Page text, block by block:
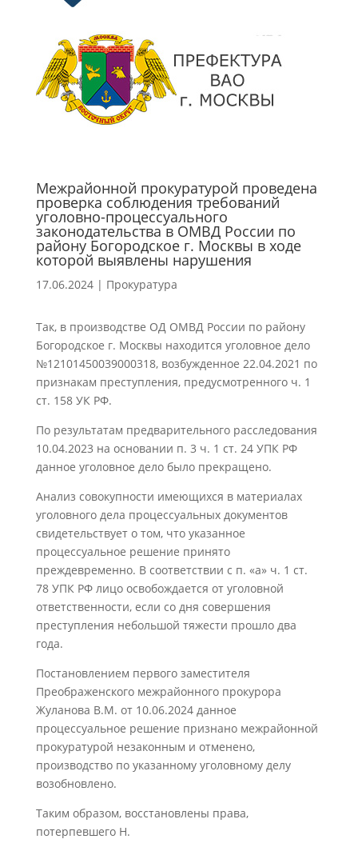
Межрайонной прокуратурой проведена
проверка соблюдения требований
уголовно-процессуального
законодательства в ОМВД России по
району Богородское г. Москвы в ходе
которой выявлены нарушения
17.06.2024| Прокуратура
Так, в производстве ОД ОМВД России по району
Богородское г. Москвы находится уголовное дело
№12101450039000318, возбужденное 22.04.2021 по
признакам преступления, предусмотренного ч. 1
ст. 158 УК РФ.
По результатам предварительного расследования
10.04.2023 на основании п. 3 ч. 1 ст. 24 УПК РФ
данное уголовное дело было прекращено.
Анализ совокупности имеющихся в материалах
уголовного дела процессуальных документов
свидетельствует о том, что указанное
процессуальное решение принято
преждевременно. В соответствии с п. «а» ч. 1 ст.
78 УПК РФ лицо освобождается от уголовной
ответственности, если со дня совершения
преступления небольшой тяжести прошло два
года.
Постановлением первого заместителя
Преображенского межрайонного прокурора
Жуланова В.М. от 10.06.2024 данное
процессуальное решение признано межрайонной
прокуратурой незаконным и отменено,
производство по указанному уголовному делу
возобновлено.
Таким образом, восстановлены права,
потерпевшего Н.